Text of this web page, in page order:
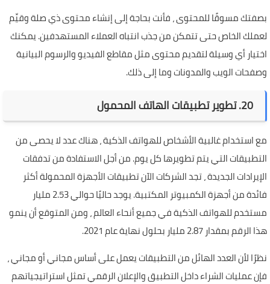
بصفتك مسوقًا للمحتوى ، فأنت بحاجة إلى إنشاء محتوى ذي صلة وقيِّم
لعملك الخاص حتى تتمكن من جذب انتباه العملاء المستهدفين. يمكنك
اختيار أي وسيلة لتقديم محتوى مثل مقاطع الفيديو والرسوم البيانية
وصفحات الويب والمدونات وما إلى ذلك.
20. تطوير تطبيقات الهاتف المحمول
مع استخدام غالبية الأشخاص للهواتف الذكية ، هناك عدد لا يحصى من
التطبيقات التي يتم تطويرها كل يوم. من أجل الاستفادة من تدفقات
الإيرادات الجديدة ، تجد الشركات الآن تطبيقات الأجهزة المحمولة أكثر
فائدة من أجهزة الكمبيوتر المكتبية. يوجد حاليًا حوالي 2.53 مليار
مستخدم للهواتف الذكية في جميع أنحاء العالم ، ومن المتوقع أن ينمو
هذا الرقم بمقدار 2.87 مليار بحلول نهاية عام 2021.
نظرًا لأن العدد الهائل من التطبيقات يعمل على أساس مجاني أو مجاني ،
فإن عمليات الشراء داخل التطبيق والإعلان الرقمي تمثل استراتيجياتهم